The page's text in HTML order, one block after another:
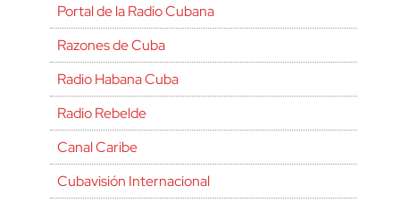
Portal de la Radio Cubana
Razones de Cuba
Radio Habana Cuba
Radio Rebelde
Canal Caribe
Cubavisión Internacional